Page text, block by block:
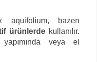
aquifolium, bazen
ürünlerde kullanılır.
veya el